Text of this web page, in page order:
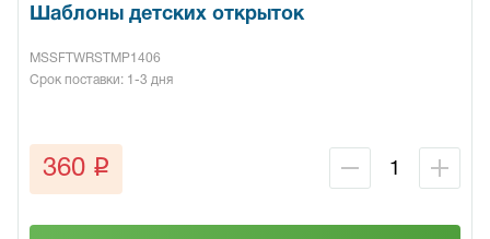
Шаблоны детских открыток
MSSFTWRSTMP1406
Срок поставки: 1-3 дня
360 q